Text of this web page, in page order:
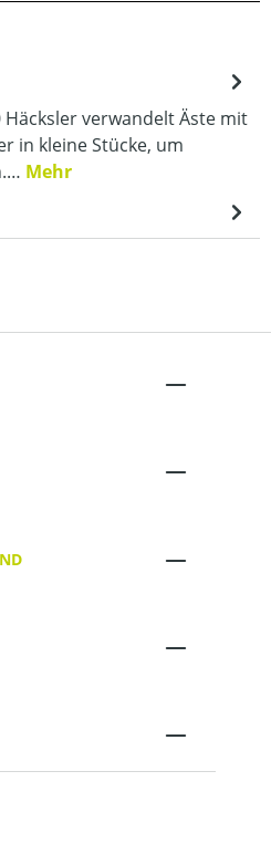
Häcksler verwandelt Äste mit
in kleine Stücke, um
Mehr